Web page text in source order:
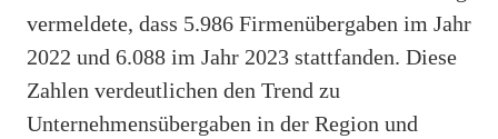
vermeldete, dass 5.986 Firmenübergaben im Jahr
2022 und 6.088 im Jahr 2023 stattfanden. Diese
Zahlen verdeutlichen den Trend zu
Unternehmensübergaben in der Region und